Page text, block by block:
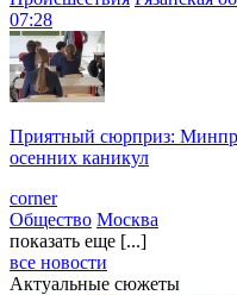
07:28
Приятный сюрприз:
осенних каникул
corner
Общество Москва
показать еще [...]
все новости
Актуальные сюжеты